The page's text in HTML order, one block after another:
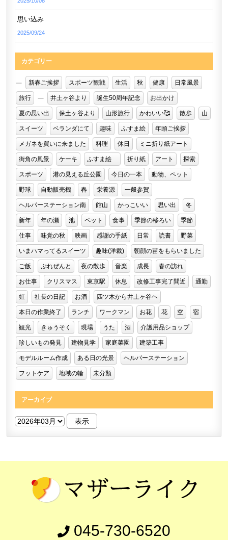
思い込み
2025/09/24
カテゴリー
新春ご挨拶 スポーツ観戦 生活 秋 健康 日常風景
旅行 井土ヶ谷より 誕生50周年記念 お出かけ
夏の思い出 保土ヶ谷より 山形旅行 かわいい🥰 散歩 山
スイーツ ベランダにて 趣味 ふすま絵 年頭ご挨拶
メガネを買いに来ました 料理 休日 ミニ折り紙アート
街角の風景 ケーキ ふすま絵 折り紙 アート 探索
スポーツ 港の見える丘公園 今日の一本 動物、ペット
野球 自動販売機 春 栄養源 一般参賀
ヘルパーステーション南 館山 かっこいい 思い出 冬
新年 年の瀬 池 ペット 食事 季節の移ろい 季節
仕事 味覚の秋 映画 感謝の手紙 日常 読書 野菜
いまハマってるスイーツ 趣味(洋裁) 朝顔の苗をもらいました
ご飯 ぷれぜんと 夜の散歩 音楽 成長 春の訪れ
お仕事 クリスマス 東京駅 休息 改修工事完了間近 通勤
虹 社長の日記 お酒 四ツ木から井土ヶ谷ヘ
本日の作業終了 ランチ ワークマン お花 花 空 宿
観光 きゅうそく 現場 うた 酒 介護用品ショップ
珍しいもの発見 建物見学 家庭菜園 建築工事
モデルルーム作成 ある日の光景 ヘルパーステーション
フットケア 地域の輪 未分類
アーカイブ
045-730-6520